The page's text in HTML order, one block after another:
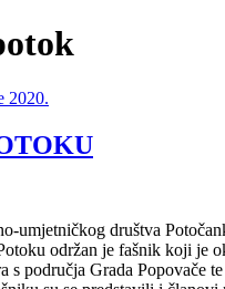
2020.
umjetničkog društva
održan je fašnik koji je
s područja Grada Popovače